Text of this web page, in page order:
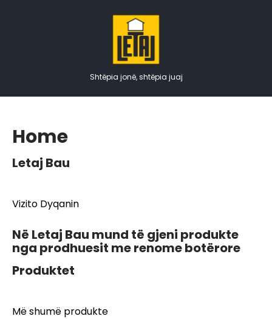
Shtëpia jonë, shtëpia juaj
Home
Letaj Bau
Vizito Dyqanin
Në Letaj Bau mund të gjeni produkte
nga prodhuesit me renome botërore
Produktet
Më shumë produkte